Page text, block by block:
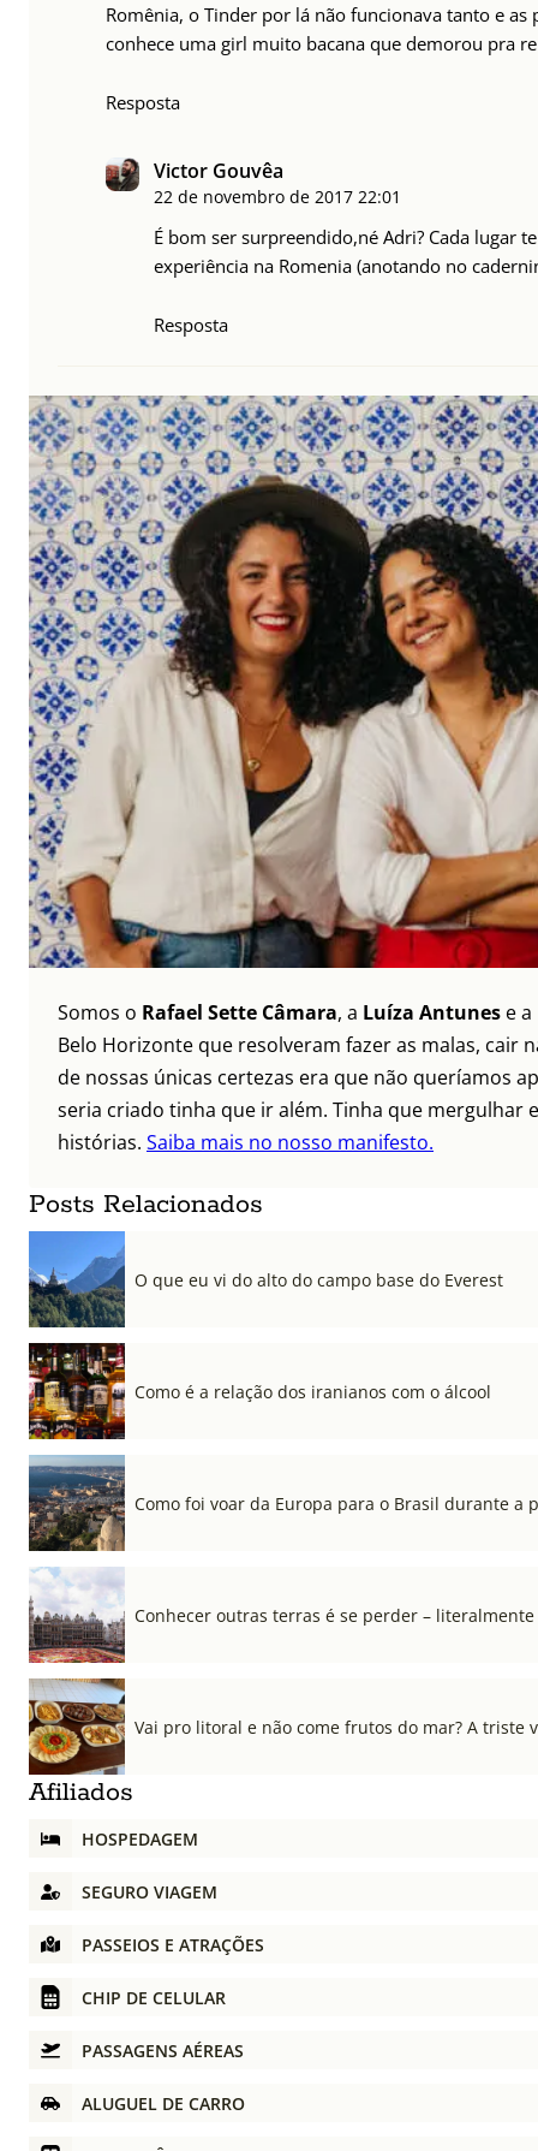
Romênia, o Tinder por lá não funcionava tanto e
conhece uma girl muito bacana que demorou pra
Resposta
Victor Gouvêa
22 de novembro de 2017 22:01
É bom ser surpreendido,né Adri? Cada lugar
experiência na Romenia (anotando no
Resposta
Somos o Rafael Sette Câmara, a Luíza Antunes e a
Belo Horizonte que resolveram fazer as malas, cair
de nossas únicas certezas era que não queríamos
seria criado tinha que ir além. Tinha que mergulhar
histórias. Saiba mais no nosso manifesto.
Posts Relacionados
O que eu vi do alto do campo base do Everest
Como é a relação dos iranianos com o álcool
Como foi voar da Europa para o Brasil durante a
Conhecer outras terras é se perder – literalmente
Vai pro litoral e não come frutos do mar? A triste
Afiliados
HOSPEDAGEM
SEGURO VIAGEM
PASSEIOS E ATRAÇÕES
CHIP DE CELULAR
PASSAGENS AÉREAS
ALUGUEL DE CARRO